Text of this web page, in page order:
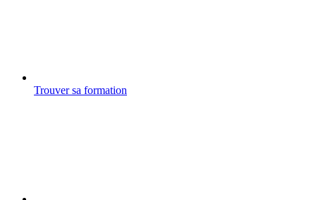
Trouver sa formation